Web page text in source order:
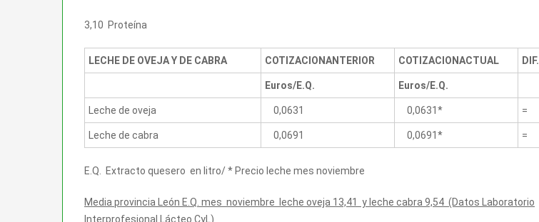
3,10 Proteína
LECHE DE OVEJAY DE CABRA COTIZACIONANTERIOR COTIZACIONACTUAL DIF.
Euros/E.Q. Euros/E.Q.
Leche de oveja 0,0631 0,0631* =
Leche de cabra 0,0691 0,0691* =
E.Q. Extracto quesero en litro/ * Precio leche mes noviembre
Media provincia León E.Q. mes noviembre leche oveja 13,41 y leche cabra 9,54 (Datos Laboratorio
Interprofesional Lácteo CyL)